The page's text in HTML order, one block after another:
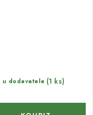
u dodavatele (1 ks)